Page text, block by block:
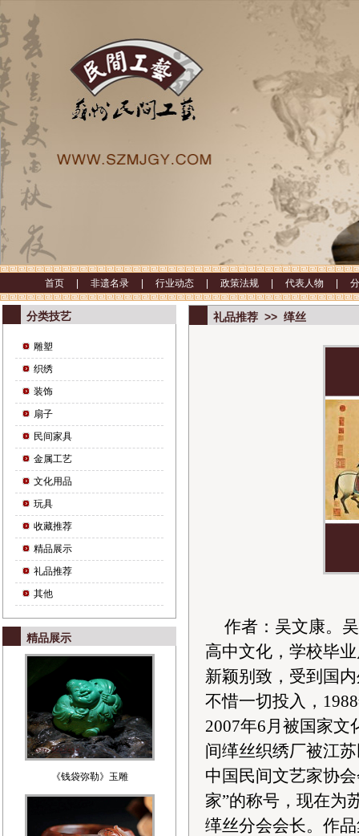
首页 | 非遗名录 | 行业动态 | 政策法规 | 代表人物 |
分类技艺
雕塑
织绣
装饰
扇子
民间家具
金属工艺
文化用品
玩具
收藏推荐
精品展示
礼品推荐
其他
精品展示
《钱袋弥勒》玉雕
礼品推荐 >> 缂丝
作者：吴文康。
高中文化，学校毕
新颖别致，受到国
不惜一切投入，
2007年6月被国家文
间缂丝织绣厂被江
中国民间文艺家协
家”的称号，现在为
缂丝分会会长。作